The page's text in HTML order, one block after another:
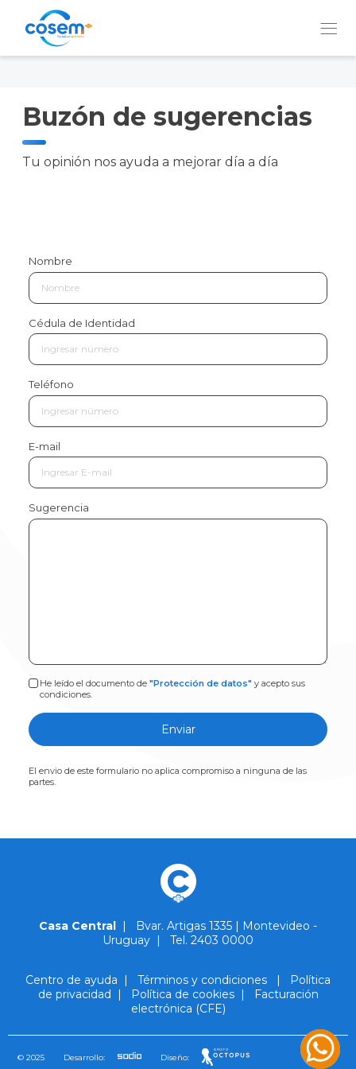
Comunicate
Institución
y
Bienestar
QUIERO
SER
Buzón de sugerencias
Tu opinión nos ayuda a mejorar día a día
Nombre
Cédula de Identidad
Teléfono
E-mail
Sugerencia
He leído el documento de "Protección de datos" y acepto sus
condiciones.
Enviar
El envio de este formulario no aplica compromiso a ninguna de las
partes.
Casa Central
Bvar. Artigas 1335 | Montevideo -
Uruguay
Tel. 2403 0000
Centro de ayuda Términos y condiciones
Política
de privacidad
Política de cookies|
Facturación
electrónica (CFE)
© 2025 Desarrollo: Diseño: